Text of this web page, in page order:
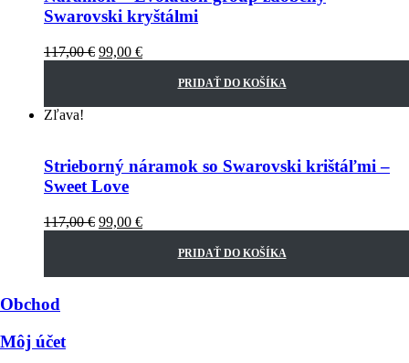
Swarovski kryštálmi
117,00€ 99,00 €
PRIDAŤ DO KOŠÍKA
Zľava!
Strieborný náramok so Swarovski krištáľmi –
Sweet Love
117,00€ 99,00 €
PRIDAŤ DO KOŠÍKA
Obchod
Môj účet